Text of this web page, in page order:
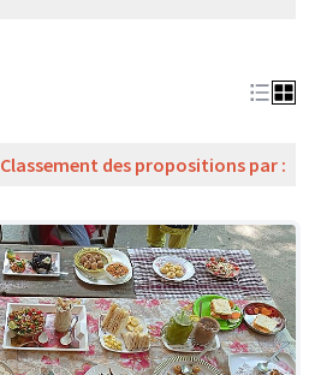
Classement des propositions par :